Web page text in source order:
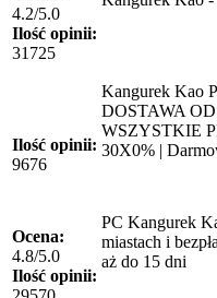
4.2/5.0
Ilość opinii:
31725
Ilość opinii:
9676
Kangurek Kao
DOSTAWA
WSZYSTKIE
30X0% |
Ocena:
4.8/5.0
Ilość opinii:
PC Kangurek
miastach i
aż do 15 dni